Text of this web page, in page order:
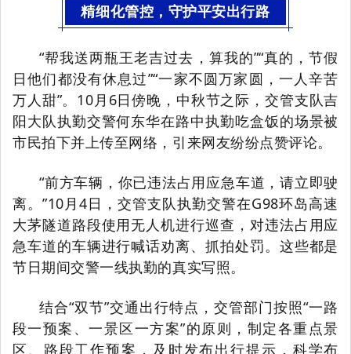
精细化管控，守护平安出行路
“帮我送两瓶王老吉过去，算我的”“真的，节假
日他们都没有休息过”“一家不圆万家圆，一人辛苦
万人甜”。10月6日傍晚，中秋节之际，交管支队吉
阳大队执勤交警何东华在路中执勤吃盒饭的场景被
市民拍下并上传至网络，引来网友纷纷点赞评论。
“前方车辆，你已违法占用应急车道，请立即驶
离。”10月4日，交管支队执勤交警在G98环岛高速
大茅隧道路段使用无人机进行巡查，对违法占用应
急车道的车辆进行喊话劝离、抓拍处罚。这些都是
节日期间交警一线执勤的真实写照。
结合“双节”交通出行特点，交管部门按照“一路
段一预案、一景区一方案”的原则，制定各重点景
区、路段工作预案，及时发布出行提示，科学布